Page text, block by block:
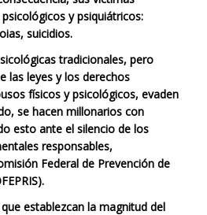
y psiquiátricos:
suicidios.
tradicionales, pero
las leyes y los derechos
físicos y psicológicos, evaden
se hacen millonarios con
esto ante el silencio de los
responsables,
Federal de Prevención de
establezcan la magnitud del